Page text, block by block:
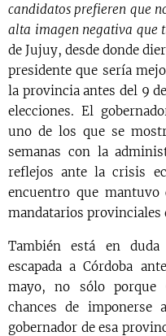
candidatos prefieren que
alta imagen negativa que
de Jujuy, desde donde
presidente que sería
la provincia antes del 9
elecciones. El
uno de los que se
semanas con la
reflejos ante la crisis
encuentro que
mandatarios provinciales
También está en
escapada a Córdoba
mayo, no sólo porque
chances de imponerse
gobernador de esa